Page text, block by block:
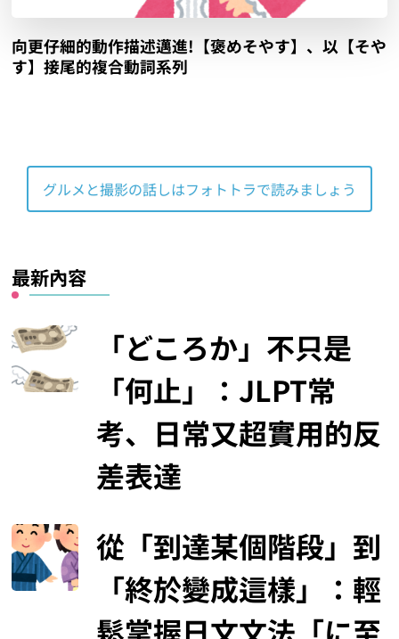
向更仔細的動作描述邁進!【褒めそやす】、以【そや
す】接尾的複合動詞系列
グルメと撮影の話しはフォトトラで読みましょう
最新內容
「どころか」不只是
「何止」：JLPT常
考、日常又超實用的反
差表達
從「到達某個階段」到
「終於變成這樣」：輕